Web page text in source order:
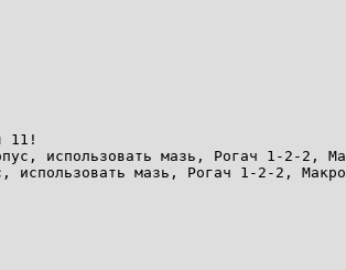
11!
использовать мазь, Рогач 1-2-2,
использовать мазь, Рогач 1-2-2,